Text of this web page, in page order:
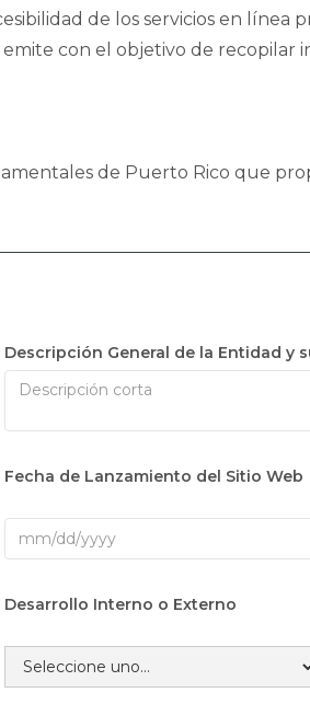
de los servicios en línea
emite con el objetivo de recopilar
de Puerto Rico que
Descripción General de la Entidad y
Fecha de Lanzamiento del Sitio Web
Desarrollo Interno o Externo